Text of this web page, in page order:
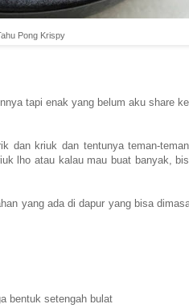
Pong Krispy
tapi enak yang belum aku share
dan kriuk dan tentunya teman-
lho atau kalau mau buat banyak,
yang ada di dapur yang bisa
bentuk setengah bulat